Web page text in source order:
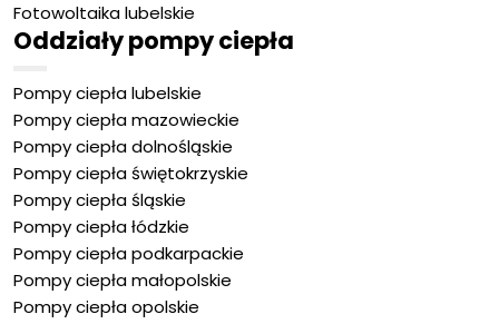
Fotowoltaika lubelskie
Oddziały pompy ciepła
Pompy ciepła lubelskie
Pompy ciepła mazowieckie
Pompy ciepła dolnośląskie
Pompy ciepła świętokrzyskie
Pompy ciepła śląskie
Pompy ciepła łódzkie
Pompy ciepła podkarpackie
Pompy ciepła małopolskie
Pompy ciepła opolskie